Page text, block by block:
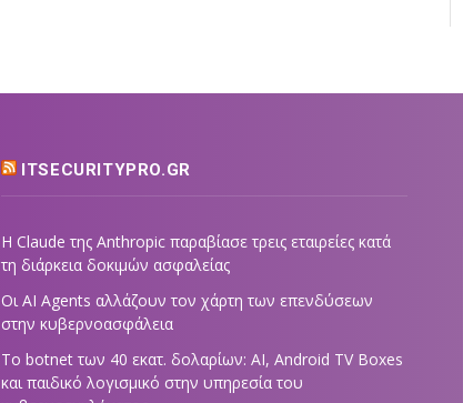
ITSECURITYPRO.GR
Η Claude της Anthropic παραβίασε τρεις εταιρείες κατά
τη διάρκεια δοκιμών ασφαλείας
Οι AI Agents αλλάζουν τον χάρτη των επενδύσεων
στην κυβερνοασφάλεια
Το botnet των 40 εκατ. δολαρίων: AI, Android TV Boxes
και παιδικό λογισμικό στην υπηρεσία του